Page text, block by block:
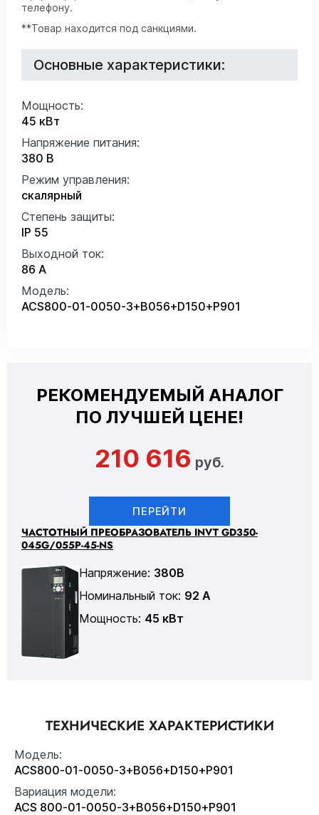
телефону.
**Товар находится под санкциями.
Основные характеристики:
Мощность:
45 кВт
Напряжение питания:
380 В
Режим управления:
скалярный
Степень защиты:
IP 55
Выходной ток:
86 А
Модель:
ACS800-01-0050-3+B056+D150+P901
РЕКОМЕНДУЕМЫЙ АНАЛОГ
ПО ЛУЧШЕЙ ЦЕНЕ!
210 616 руб.
ПЕРЕЙТИ
ЧАСТОТНЫЙ ПРЕОБРАЗОВАТЕЛЬ INVT GD350-
045G/055P-45-NS
Напряжение: 380В
Номинальный ток: 92 А
Мощность: 45 кВт
ТЕХНИЧЕСКИЕ ХАРАКТЕРИСТИКИ
Модель:
ACS800-01-0050-3+B056+D150+P901
Вариация модели:
ACS 800-01-0050-3+B056+D150+P901